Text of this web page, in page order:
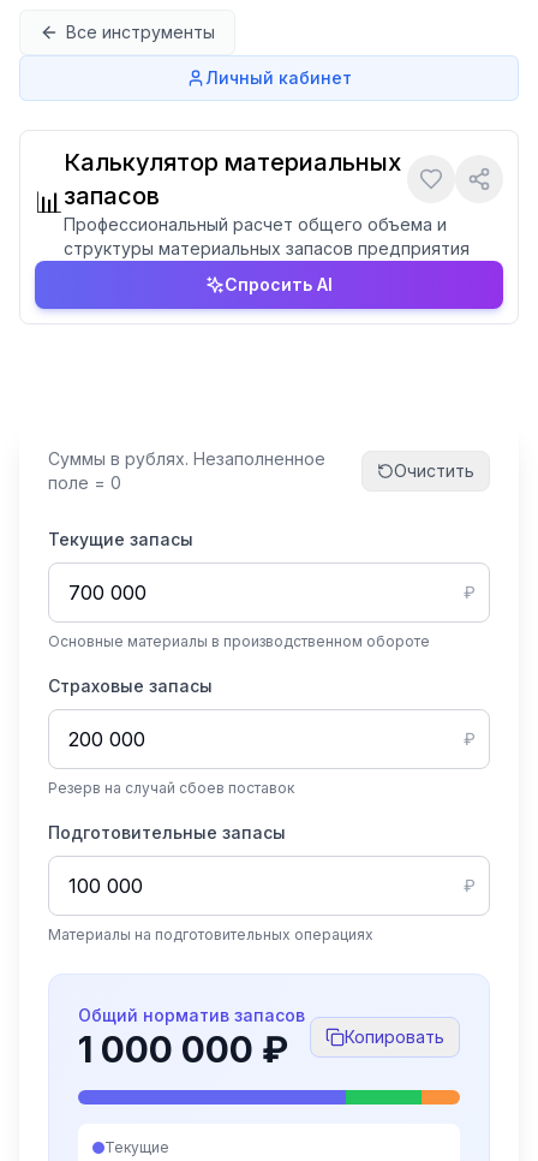
Все инструменты
Личный кабинет
📊
Калькулятор материальных
запасов
Профессиональный расчет общего объема и
структуры материальных запасов предприятия
Спросить AI
Суммы в рублях. Незаполненное
поле = 0
Очистить
Текущие запасы
₽
Основные материалы в производственном обороте
Страховые запасы
₽
Резерв на случай сбоев поставок
Подготовительные запасы
₽
Материалы на подготовительных операциях
Общий норматив запасов
1 000 000 ₽ Копировать
Текущие